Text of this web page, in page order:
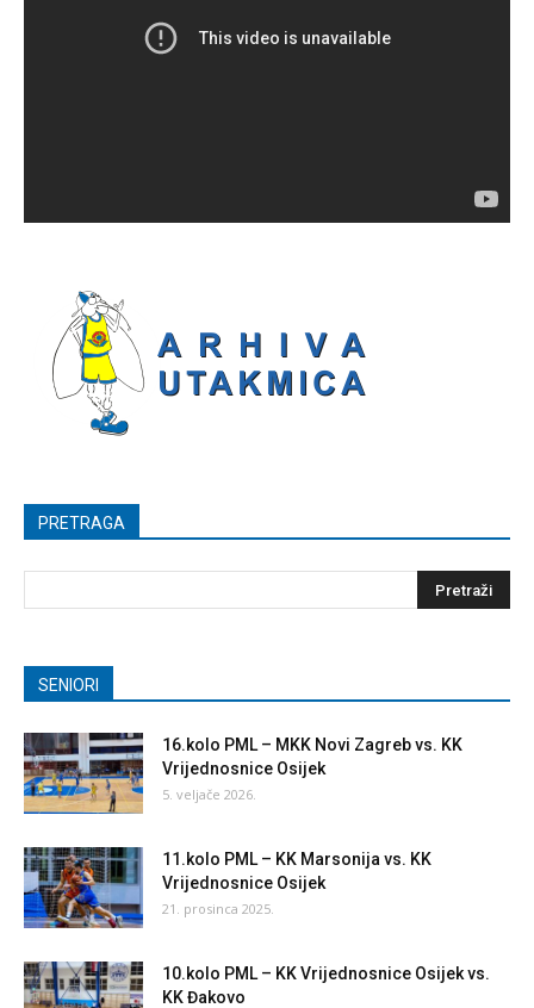
PRETRAGA
SENIORI
16.kolo PML – MKK Novi Zagreb vs. KK
Vrijednosnice Osijek
5. veljače 2026.
11.kolo PML – KK Marsonija vs. KK
Vrijednosnice Osijek
21. prosinca 2025.
10.kolo PML – KK Vrijednosnice Osijek vs.
KK Đakovo